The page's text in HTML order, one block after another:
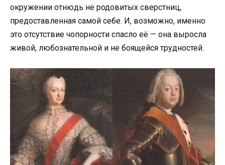
окружении отнюдь не родовитых сверстниц,
предоставленная самой себе. И, возможно, именно
это отсутствие чопорности спасло её — она выросла
живой, любознательной и не боящейся трудностей.